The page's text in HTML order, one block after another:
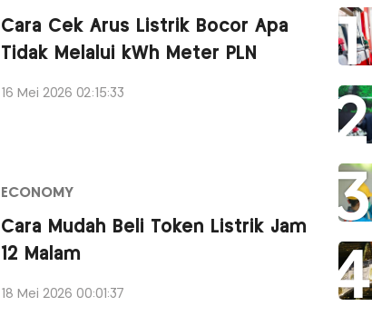
Cara Cek Arus Listrik Bocor Apa
Tidak Melalui kWh Meter PLN
16 Mei 2026 02:15:33
ECONOMY
Cara Mudah Beli Token Listrik Jam
12 Malam
18 Mei 2026 00:01:37